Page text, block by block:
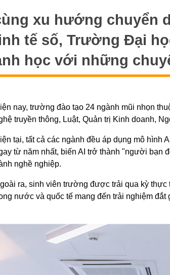
xu hướng chuyển
tế số, Trường Đại
học với những
nay, trường đào tạo 24 ngành mũi nhọn
truyền thông, Luật, Quản trị Kinh doanh,
tại, tất cả các ngành đều áp dụng mô hình
từ năm nhất, biến AI trở thành "người bạn
nghề nghiệp.
ra, sinh viên trường được trải qua kỳ
nước và quốc tế mang đến trải nghiệm